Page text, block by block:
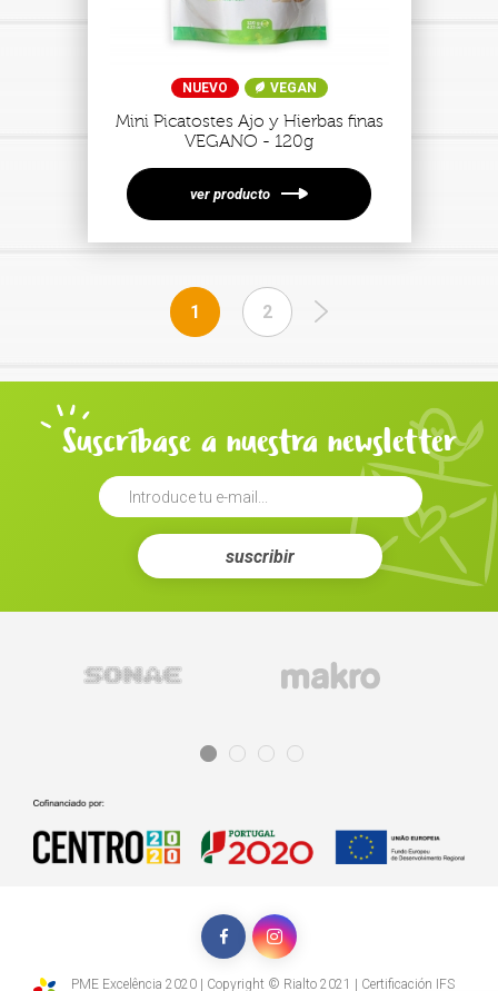
NUEVO VEGAN
Mini Picatostes Ajo y Hierbas finas
VEGANO - 120g
ver producto
1 2
Suscríbase a nuestra newsletter
suscribir
PME Excelência 2020 | Copyright © Rialto 2021 | Certificación IFS